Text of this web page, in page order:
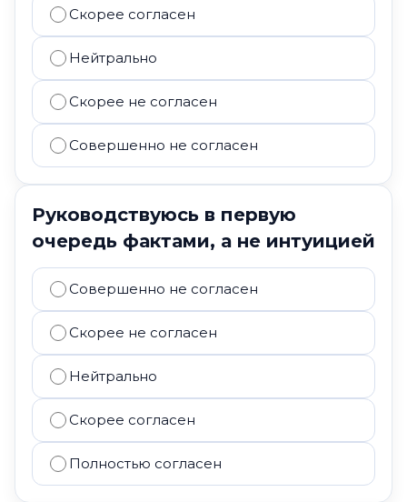
Скорее согласен
Нейтрально
Скорее не согласен
Совершенно не согласен
Руководствуюсь в первую
очередь фактами, а не интуицией
Совершенно не согласен
Скорее не согласен
Нейтрально
Скорее согласен
Полностью согласен